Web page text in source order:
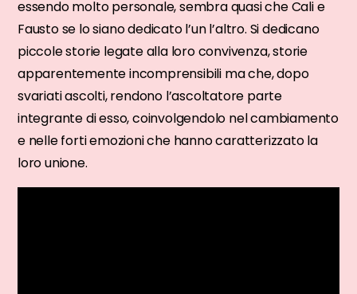
essendo molto personale, sembra quasi che Cali e
Fausto se lo siano dedicato l’un l’altro. Si dedicano
piccole storie legate alla loro convivenza, storie
apparentemente incomprensibili ma che, dopo
svariati ascolti, rendono l’ascoltatore parte
integrante di esso, coinvolgendolo nel cambiamento
e nelle forti emozioni che hanno caratterizzato la
loro unione.